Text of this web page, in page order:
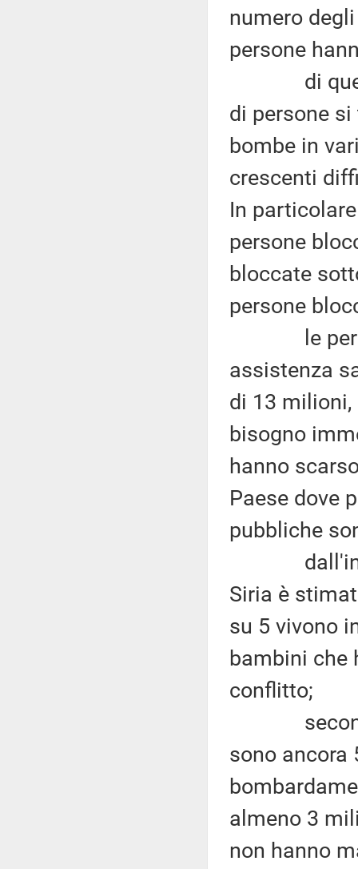
numero
persone
di queste
di persone
bombe in
crescenti
In
persone
bloccate
persone
le
assistenza
di 13 milioni,
bisogno
hanno
Paese dove
pubbliche
dall'inizio
Siria è
su 5 vivono
bambini che
conflitto;
secondo
sono ancora
almeno 3
non hanno